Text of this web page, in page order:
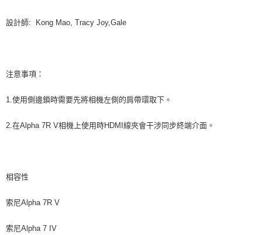
設計師: Kong Mao, Tracy Joy,Gale
注意事項：
1.使用側邊鎖時需要先將相機左側的肩帶環取下。
2.在Alpha 7R V相機上使用時HDMI線夾會干涉同步終端介面。
相容性
索尼Alpha 7R V
索尼Alpha 7 IV